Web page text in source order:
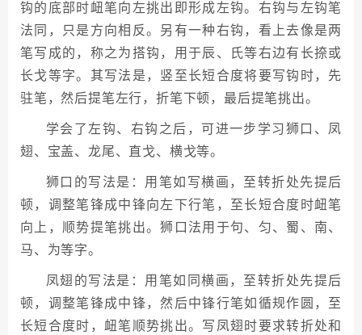
钩的底部时衄笔向左挑出即形成左钩。右钩与左钩笔
法同，只是方向相反。另有一种右钩，看上去像是两
笔写成的，称之为搭钩，用于辰、氏等右边有长捺或
长戈等字。其写法是，竖至长短合度将要写钩时，先
驻笔，然后提笔左行，折笔下顿，最后提笔挑出。
学会了左钩、右钩之后，可进一步学习狮口、凤
翅、宝盖、龙尾、直戈、横戈等。
狮口的写法是：用笔如写横画，至转折处先提后
顿，调整笔锋成中锋向左下行笔，至长短合度时衄笔
向上，顺势提笔挑出。狮口法用于句、匀、蜀、南、
马、为等字。
凤翅的写法是：用笔如同横画，至转折处先提后
顿，调整笔锋成中锋，然后中锋行笔如循规作圆，至
长短合度时，衄笔顺势挑出。写凤翅时要求转折处和